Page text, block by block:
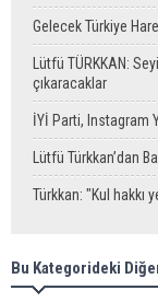
Gelecek Türkiye
Lütfü TÜRKKAN:
çıkaracaklar
İYİ Parti, Instagram
Lütfü Türkkan’dan
Türkkan: "Kul hakkı
Bu Kategorideki